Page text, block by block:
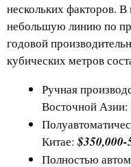
нескольких факторов.
небольшую линию по
годовой
кубических метров
Ручная
Восточной Азии:
Китае:$350,000-
Полностью